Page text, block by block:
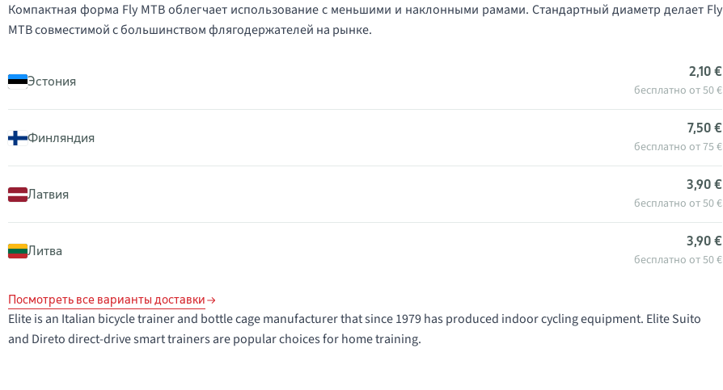
Компактная форма Fly MTB облегчает использование с меньшими и наклонными рамами. Стандартный диаметр делает Fly
MTB совместимой с большинством флягодержателей на рынке.
Эстония
2,10 €
бесплатно от 50 €
Финляндия
7,50 €
бесплатно от 75 €
Латвия
3,90 €
бесплатно от 50 €
Литва
3,90 €
бесплатно от 50 €
Посмотреть все варианты доставки
Elite is an Italian bicycle trainer and bottle cage manufacturer that since 1979 has produced indoor cycling equipment. Elite Suito
and Direto direct-drive smart trainers are popular choices for home training.